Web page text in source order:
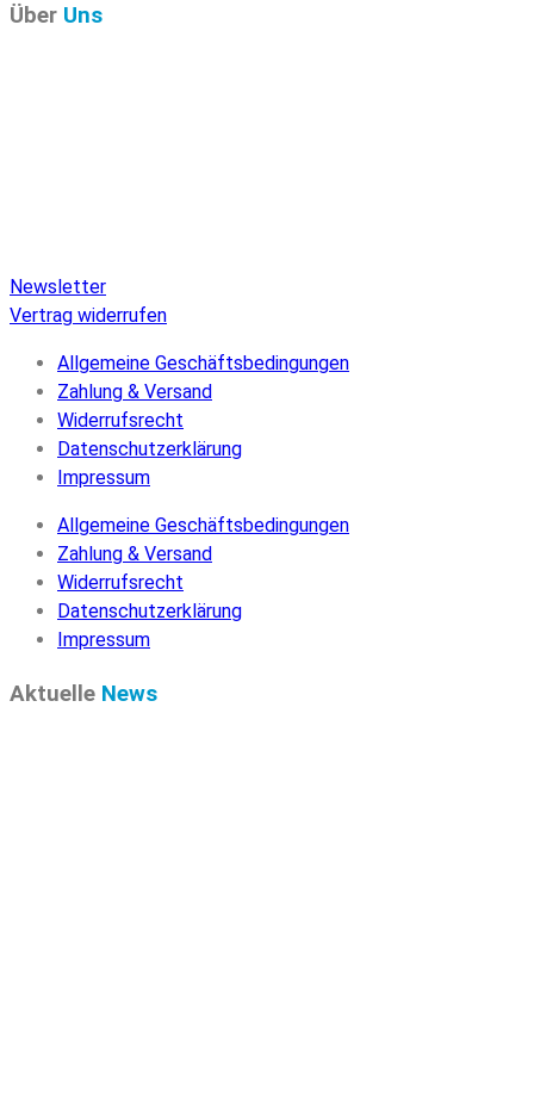
Über Uns
Newsletter
Vertrag widerrufen
Allgemeine Geschäftsbedingungen
Zahlung & Versand
Widerrufsrecht
Datenschutzerklärung
Impressum
Allgemeine Geschäftsbedingungen
Zahlung & Versand
Widerrufsrecht
Datenschutzerklärung
Impressum
Aktuelle News